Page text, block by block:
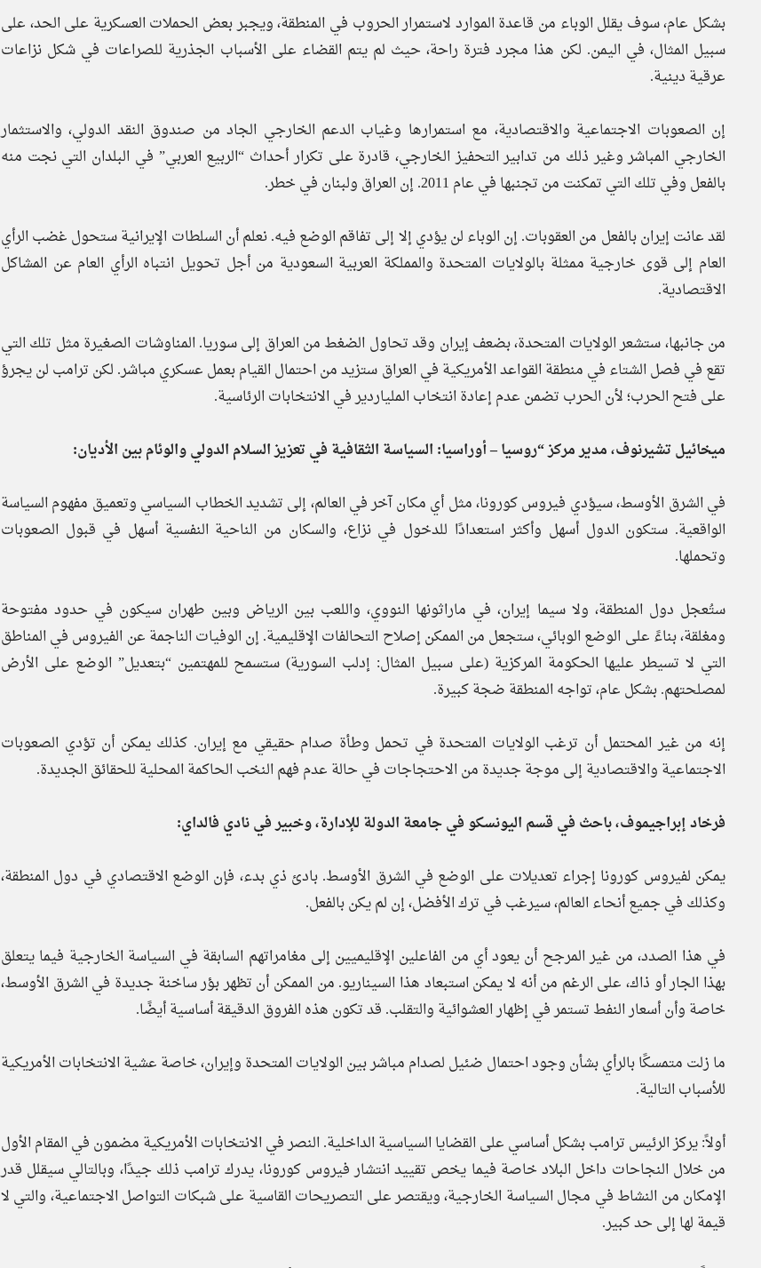
بشكل عام، سوف يقلل الوباء من قاعدة الموارد لاستمرار الحروب في المنطقة، ويجبر بعض الحملات العسكرية على الحد، على
سبيل المثال، في اليمن. لكن هذا مجرد فترة راحة، حيث لم يتم القضاء على الأسباب الجذرية للصراعات في شكل نزاعات
عرقية دينية.
إن الصعوبات الاجتماعية والاقتصادية، مع استمرارها وغياب الدعم الخارجي الجاد من صندوق النقد الدولي، والاستثمار
الخارجي المباشر وغير ذلك من تدابير التحفيز الخارجي، قادرة على تكرار أحداث “الربيع العربي” في البلدان التي نجت منه
بالفعل وفي تلك التي تمكنت من تجنبها في عام 2011. إن العراق ولبنان في خطر.
لقد عانت إيران بالفعل من العقوبات. إن الوباء لن يؤدي إلا إلى تفاقم الوضع فيه. نعلم أن السلطات الإيرانية ستحول غضب الرأي
العام إلى قوى خارجية ممثلة بالولايات المتحدة والمملكة العربية السعودية من أجل تحويل انتباه الرأي العام عن المشاكل
الاقتصادية.
من جانبها، ستشعر الولايات المتحدة، بضعف إيران وقد تحاول الضغط من العراق إلى سوريا. المناوشات الصغيرة مثل تلك التي
تقع في فصل الشتاء في منطقة القواعد الأمريكية في العراق ستزيد من احتمال القيام بعمل عسكري مباشر. لكن ترامب لن يجرؤ
على فتح الحرب؛ لأن الحرب تضمن عدم إعادة انتخاب الملياردير في الانتخابات الرئاسية.
ميخائيل تشيرنوف، مدير مركز “روسيا – أوراسيا: السياسة الثقافية في تعزيز السلام الدولي والوئام بين الأديان:
في الشرق الأوسط، سيؤدي فيروس كورونا، مثل أي مكان آخر في العالم، إلى تشديد الخطاب السياسي وتعميق مفهوم السياسة
الواقعية. ستكون الدول أسهل وأكثر استعدادًا للدخول في نزاع، والسكان من الناحية النفسية أسهل في قبول الصعوبات
وتحملها.
ستُعجل دول المنطقة، ولا سيما إيران، في ماراثونها النووي، واللعب بين الرياض وبين طهران سيكون في حدود مفتوحة
ومغلقة، بناءً على الوضع الوبائي، ستجعل من الممكن إصلاح التحالفات الإقليمية. إن الوفيات الناجمة عن الفيروس في المناطق
التي لا تسيطر عليها الحكومة المركزية (على سبيل المثال: إدلب السورية) ستسمح للمهتمين “بتعديل” الوضع على الأرض
لمصلحتهم. بشكل عام، تواجه المنطقة ضجة كبيرة.
إنه من غير المحتمل أن ترغب الولايات المتحدة في تحمل وطأة صدام حقيقي مع إيران. كذلك يمكن أن تؤدي الصعوبات
الاجتماعية والاقتصادية إلى موجة جديدة من الاحتجاجات في حالة عدم فهم النخب الحاكمة المحلية للحقائق الجديدة.
فرخاد إبراجيموف، باحث في قسم اليونسكو في جامعة الدولة للإدارة، وخبير في نادي فالداي:
يمكن لفيروس كورونا إجراء تعديلات على الوضع في الشرق الأوسط. بادئ ذي بدء، فإن الوضع الاقتصادي في دول المنطقة،
وكذلك في جميع أنحاء العالم، سيرغب في ترك الأفضل، إن لم يكن بالفعل.
في هذا الصدد، من غير المرجح أن يعود أي من الفاعلين الإقليميين إلى مغامراتهم السابقة في السياسة الخارجية فيما يتعلق
بهذا الجار أو ذاك، على الرغم من أنه لا يمكن استبعاد هذا السيناريو. من الممكن أن تظهر بؤر ساخنة جديدة في الشرق الأوسط،
خاصة وأن أسعار النفط تستمر في إظهار العشوائية والتقلب. قد تكون هذه الفروق الدقيقة أساسية أيضًا.
ما زلت متمسكًا بالرأي بشأن وجود احتمال ضئيل لصدام مباشر بين الولايات المتحدة وإيران، خاصة عشية الانتخابات الأمريكية
للأسباب التالية.
أولاً: يركز الرئيس ترامب بشكل أساسي على القضايا السياسية الداخلية. النصر في الانتخابات الأمريكية مضمون في المقام الأول
من خلال النجاحات داخل البلاد خاصة فيما يخص تقييد انتشار فيروس كورونا، يدرك ترامب ذلك جيدًا، وبالتالي سيقلل قدر
الإمكان من النشاط في مجال السياسة الخارجية، ويقتصر على التصريحات القاسية على شبكات التواصل الاجتماعية، والتي لا
قيمة لها إلى حد كبير.